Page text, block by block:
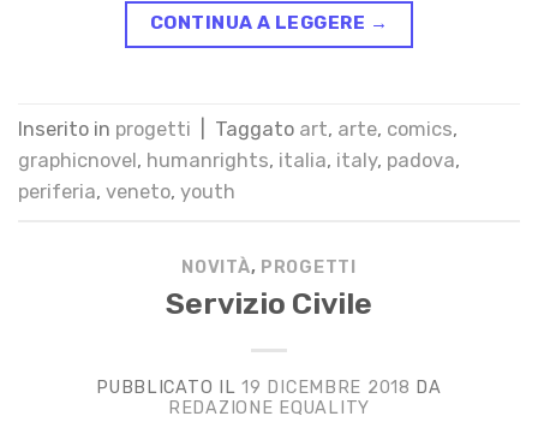
CONTINUA A LEGGERE →
Inserito in progetti Taggato art, arte, comics,
graphicnovel , humanrights, italia, italy, padova,
periferia, veneto, youth
NOVITÀ, PROGETTI
Servizio Civile
PUBBLICATO IL19 DICEMBRE 2018 DA
REDAZIONE EQUALITY